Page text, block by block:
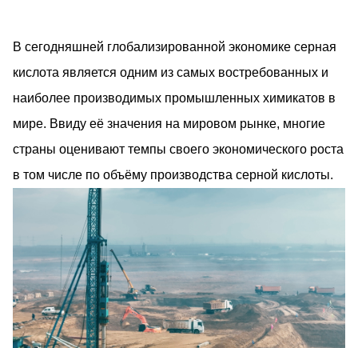
В сегодняшней глобализированной экономике серная
кислота является одним из самых востребованных и
наиболее производимых промышленных химикатов в
мире. Ввиду её значения на мировом рынке, многие
страны оценивают темпы своего экономического роста
в том числе по объёму производства серной кислоты.